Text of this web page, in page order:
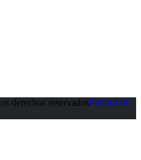
derechos reservadosPolítica de